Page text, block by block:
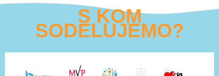
S KOM
SODELUJEMO?